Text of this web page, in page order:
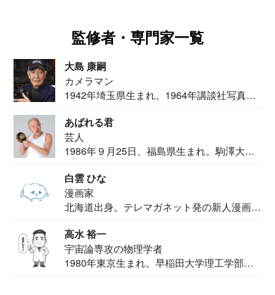
監修者・専門家一覧
大島 康嗣
カメラマン
1942年埼玉県生まれ。1964年講談社写真部
あばれる君
芸人
1986年９月25日、福島県生まれ。駒澤大学
白雲 ひな
漫画家
北海道出身。テレマガネット発の新人漫画
高水 裕一
宇宙論専攻の物理学者
1980年東京生まれ。早稲田大学理工学部物